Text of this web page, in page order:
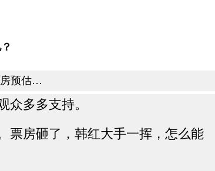
房预估…
多多支持。
票房砸了，韩红大手一挥，怎么能